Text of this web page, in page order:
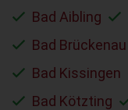
Bad Aibling
Bad Brückenau
Bad Kissingen
Bad Kötzting